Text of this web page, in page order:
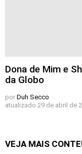
Dona de Mim e
da Globo
por Duh Secco
atualizado 29 de abril de
VEJA MAIS